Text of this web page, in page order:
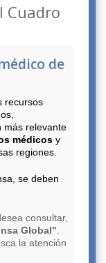
Cuadro
de
recursos
más relevante
médicos y
regiones.
se deben
consultar,
Global"
la atención